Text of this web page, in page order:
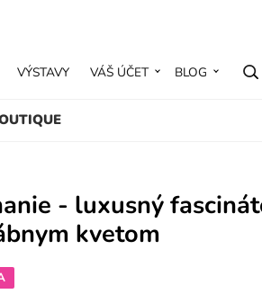
VÝSTAVY VÁŠ ÚČET BLOG
- luxusný
kvetom